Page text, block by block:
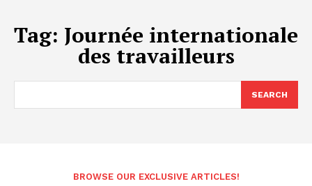
Tag: Journée internationale
des travailleurs
SEARCH
BROWSE OUR EXCLUSIVE ARTICLES!